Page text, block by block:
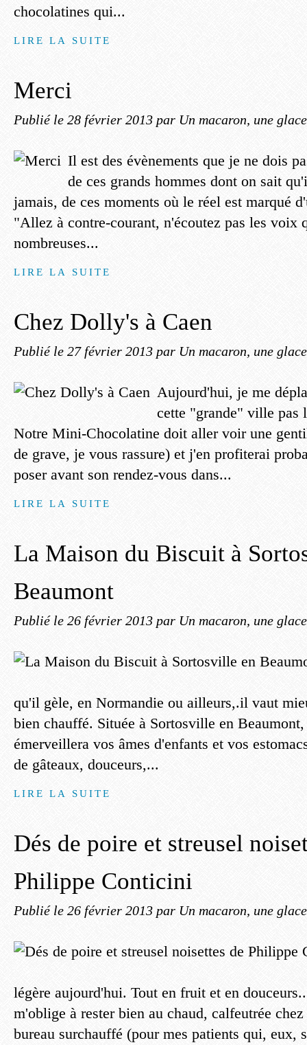
chocolatines qui...
LIRE LA SUITE
Merci
Publié le 28 février 2013 par Un macaron, une
Il est des évènements que je ne dois
de ces grands hommes dont on sait
jamais, de ces moments où le réel est marqué
"Allez à contre-courant, n'écoutez pas les voix
nombreuses...
LIRE LA SUITE
Chez Dolly's à Caen
Publié le 27 février 2013 par Un macaron, une
Aujourd'hui, je me
cette "grande" ville pas
Notre Mini-Chocolatine doit aller voir une
de grave, je vous rassure) et j'en profiterai
poser avant son rendez-vous dans...
LIRE LA SUITE
La Maison du Biscuit à
Beaumont
Publié le 26 février 2013 par Un macaron, une
qu'il gèle, en Normandie ou ailleurs,.il vaut
bien chauffé. Située à Sortosville en
émerveillera vos âmes d'enfants et vos
de gâteaux, douceurs,...
LIRE LA SUITE
Dés de poire et streusel
Philippe Conticini
Publié le 26 février 2013 par Un macaron, une
légère aujourd'hui. Tout en fruit et en
m'oblige à rester bien au chaud, calfeutrée
bureau surchauffé (pour mes patients qui, eux,